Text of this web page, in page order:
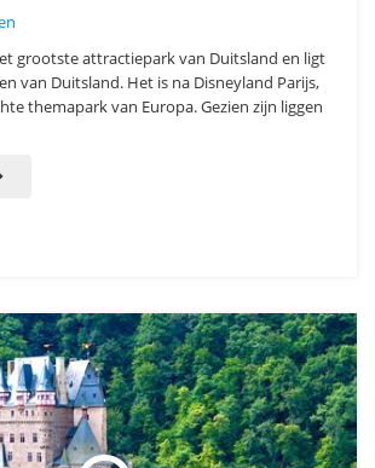
grootste attractiepark van Duitsland en ligt
van Duitsland. Het is na Disneyland Parijs,
themapark van Europa. Gezien zijn liggen